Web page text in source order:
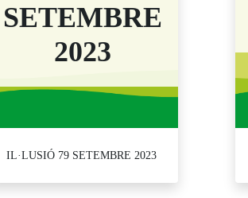
SETEMBRE
2023
IL·LUSIÓ 79 SETEMBRE 2023